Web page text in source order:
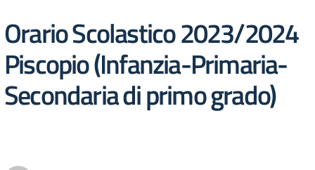
Orario Scolastico 2023/2024
Piscopio (Infanzia-Primaria-
Secondaria di primo grado)